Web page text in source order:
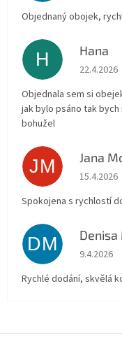
Objednaný obojek,
H Hana
22.4.2026
Objednala sem si
jak bylo psáno tak
bohužel
JM Jana
15.4.2026
Spokojena s rychlostí
DM
9.4.2026
Rychlé dodání, skvělá